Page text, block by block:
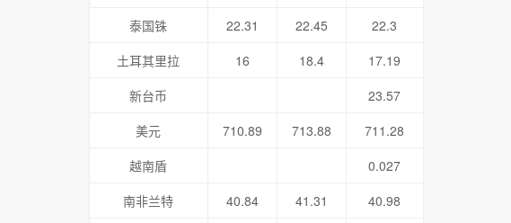
泰国铢
22.31 22.45
22.3
土耳其里拉
16 18.4
17.19
新台币
23.57
美元
710.89 713.88
711.28
越南盾
0.027
南非兰特
40.84 41.31
40.98